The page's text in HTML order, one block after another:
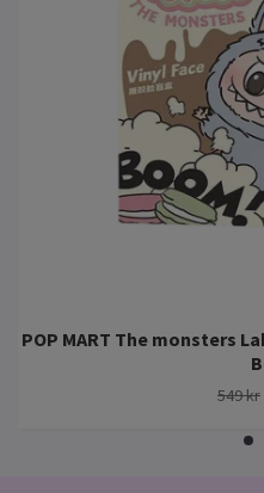
POP MART The monsters
549 kr